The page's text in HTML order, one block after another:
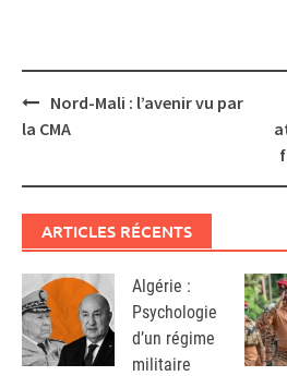
Post
navigation
Nord-Mali : l’avenir vu par
la CMA
ARTICLES RÉCENTS
Algérie :
Psychologie
d’un régime
militaire